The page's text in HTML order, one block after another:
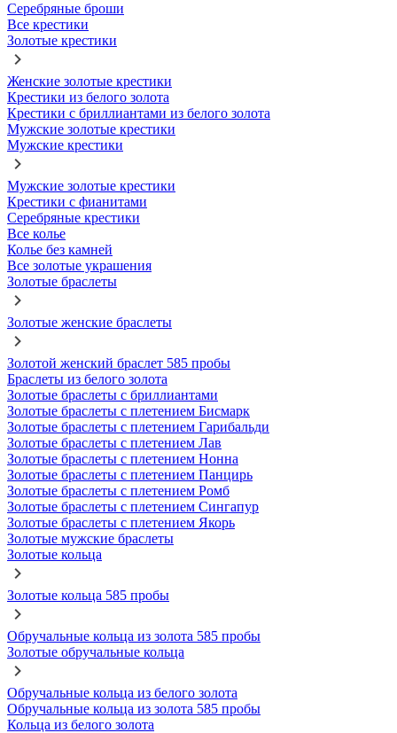
Серебряные броши
Все крестики
Золотые крестики
Женские золотые крестики
Крестики из белого золота
Крестики с бриллиантами из белого золота
Мужские золотые крестики
Мужские крестики
Мужские золотые крестики
Крестики с фианитами
Серебряные крестики
Все колье
Колье без камней
Все золотые украшения
Золотые браслеты
Золотые женские браслеты
Золотой женский браслет 585 пробы
Браслеты из белого золота
Золотые браслеты с бриллиантами
Золотые браслеты с плетением Бисмарк
Золотые браслеты с плетением Гарибальди
Золотые браслеты с плетением Лав
Золотые браслеты с плетением Нонна
Золотые браслеты с плетением Панцирь
Золотые браслеты с плетением Ромб
Золотые браслеты с плетением Сингапур
Золотые браслеты с плетением Якорь
Золотые мужские браслеты
Золотые кольца
Золотые кольца 585 пробы
Обручальные кольца из золота 585 пробы
Золотые обручальные кольца
Обручальные кольца из белого золота
Обручальные кольца из золота 585 пробы
Кольца из белого золота